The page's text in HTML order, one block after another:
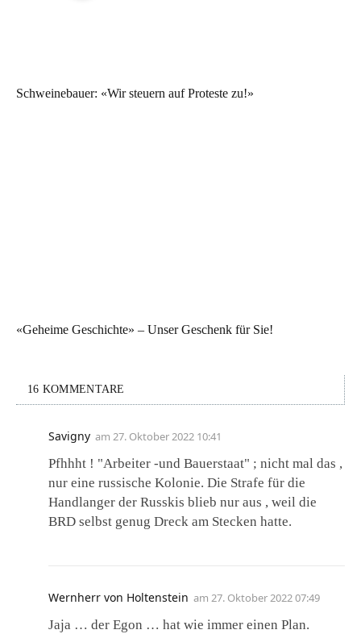
Schweinebauer: «Wir steuern auf Proteste zu!»
«Geheime Geschichte» – Unser Geschenk für Sie!
16 KOMMENTARE
Savigny am 27. Oktober 2022 10:41
Pfhhht ! "Arbeiter -und Bauerstaat" ; nicht mal das ,
nur eine russische Kolonie. Die Strafe für die
Handlanger der Russkis blieb nur aus , weil die
BRD selbst genug Dreck am Stecken hatte.
Wernherr von Holtenstein am 27. Oktober 2022 07:49
Jaja … der Egon … hat wie immer einen Plan.